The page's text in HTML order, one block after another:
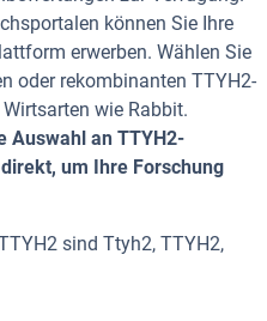
können Sie Ihre
erwerben. Wählen Sie
oder rekombinanten TTYH2-
wie Rabbit.
Auswahl an TTYH2-
um Ihre Forschung
sind Ttyh2, TTYH2,